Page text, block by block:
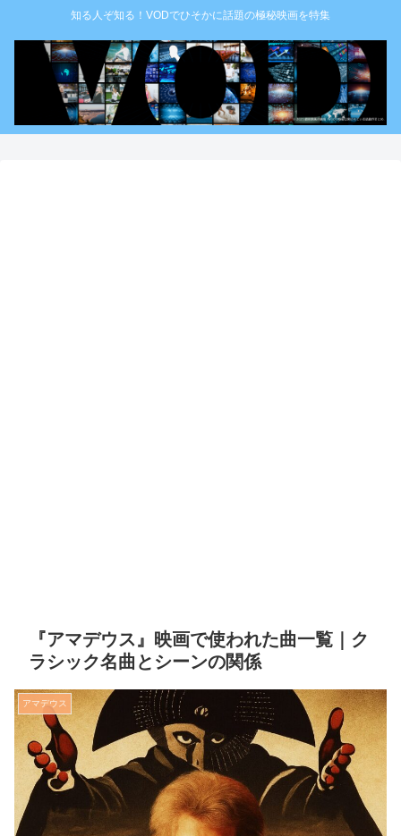
知る人ぞ知る！VODでひそかに話題の極秘映画を特集
『アマデウス』映画で使われた曲一覧｜ク
ラシック名曲とシーンの関係
アマデウス